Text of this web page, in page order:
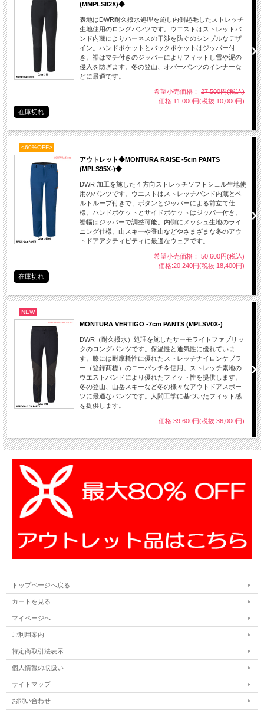
(MMPLS82X)◆
表地はDWR耐久撥水処理を施し内側起毛したストレッチ
生地使用のロングパンツです。ウエストはストレットバ
ンド内蔵によりハーネスの干渉を防ぐのシンプルなデザ
イン。ハンドポケットとバックポケットはジッパー付
き。裾はマチ付きのジッパーによりフィットし雪や泥の
侵入を防ぎます。冬の登山、オバーパンツのインナーな
どに最適です。
希望小売価格： 27,500円(税込)
価格:11,000円(税抜 10,000円)
在庫切れ
<60%OFF>
アウトレット◆MONTURA RAISE -5cm PANTS
(MPLS95X-)◆
DWR 加工を施した 4 方向ストレッチソフトシェル生地使
用のパンツです。ウエストはストレッチバンド内蔵とベ
ルトループ付きで、ボタンとジッパーによる前立て仕
様。ハンドポケットとサイドポケットはジッパー付き。
裾幅はジッパーで調整可能。内側にメッシュ生地のライ
ニング仕様。山スキーや登山などやさまざまな冬のアウ
トドアアクティビティに最適なウェアです。
希望小売価格： 50,600円(税込)
価格:20,240円(税抜 18,400円)
在庫切れ
NEW
MONTURA VERTIGO -7cm PANTS (MPLSV0X-)
DWR（耐久撥水）処理を施したサーモライトファブリッ
クのロングパンツです。保温性と通気性に優れていま
す。膝には耐摩耗性に優れたストレッチナイロンケブラ
ー（登録商標）のニーパッチを使用。ストレッチ素地の
ウエストバンドにより優れたフィット性を提供します。
冬の登山、山岳スキーなど冬の様々なアウトドアスポー
ツに最適なパンツです。人間工学に基づいたフィット感
を提供します。
価格:39,600円(税抜 36,000円)
トップページへ戻る
カートを見る
マイページへ
ご利用案内
特定商取引法表示
個人情報の取扱い
サイトマップ
お問い合わせ